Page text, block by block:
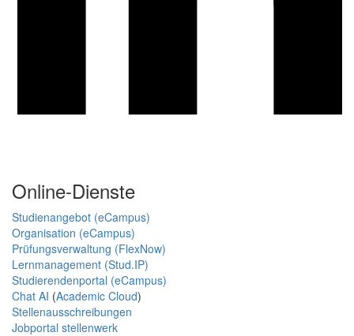
Online-Dienste
Studienangebot (eCampus)
Organisation (eCampus)
Prüfungsverwaltung (FlexNow)
Lernmanagement (Stud.IP)
Studierendenportal (eCampus)
Chat AI (Academic Cloud)
Stellenausschreibungen
Jobportal stellenwerk